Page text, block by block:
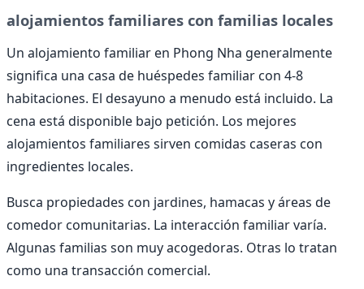
alojamientos familiares con familias locales
Un alojamiento familiar en Phong Nha generalmente
significa una casa de huéspedes familiar con 4-8
habitaciones. El desayuno a menudo está incluido. La
cena está disponible bajo petición. Los mejores
alojamientos familiares sirven comidas caseras con
ingredientes locales.
Busca propiedades con jardines, hamacas y áreas de
comedor comunitarias. La interacción familiar varía.
Algunas familias son muy acogedoras. Otras lo tratan
como una transacción comercial.